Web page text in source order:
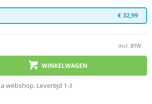
€ 32,99
incl. BTW
WINKELWAGEN
webshop. Levertijd 1-3